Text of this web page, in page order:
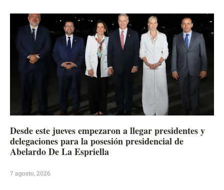
Desde este jueves empezaron a llegar presidentes y
delegaciones para la posesión presidencial de
Abelardo De La Espriella
7 agosto, 2026